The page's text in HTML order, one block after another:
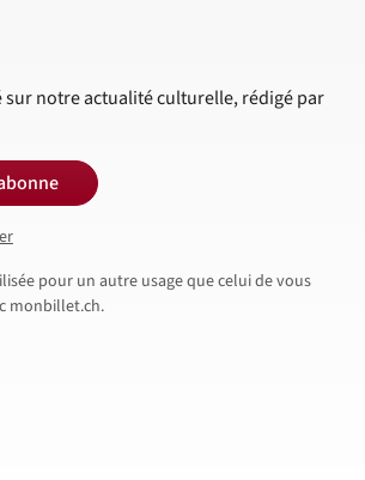
notre actualité culturelle, rédigé par
pour un autre usage que celui de vous
monbillet.ch.